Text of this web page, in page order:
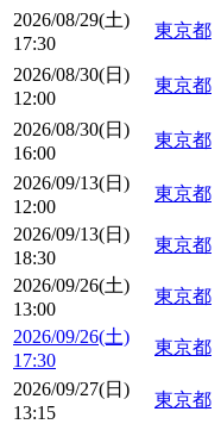
2026/08/29(土)
17:30
東京都
2026/08/30(日)
12:00
東京都
2026/08/30(日)
16:00
東京都
2026/09/13(日)
12:00
東京都
2026/09/13(日)
18:30
東京都
2026/09/26(土)
13:00
東京都
2026/09/26(土)
17:30
東京都
2026/09/27(日)
13:15
東京都